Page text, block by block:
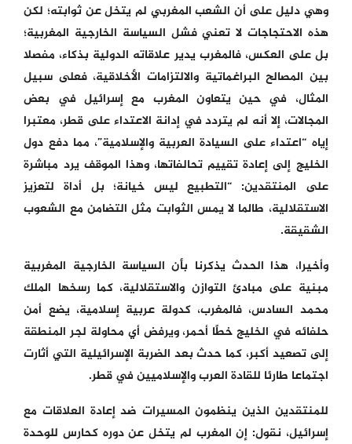
وهي دليل على أن الشعب المغربي لم يتخل عن ثوابته؛ لكن
هذه الاحتجاجات لا تعني فشل السياسة الخارجية المغربية؛
بل على العكس، فالمغرب يدير علاقاته الدولية بذكاء، مفصلا
بين المصالح البراغماتية والالتزامات الأخلاقية، فعلى سبيل
المثال، في حين يتعاون المغرب مع إسرائيل في بعض
المجالات، إلا أنه لم يتردد في إدانة الاعتداء على قطر، معتبرا
إياه “اعتداء على السيادة العربية والإسلامية”، مما دفع دول
الخليج إلى إعادة تقييم تحالفاتها، وهذا الموقف يرد مباشرة
على المنتقدين: “التطبيع ليس خيانة؛ بل أداة لتعزيز
الاستقلالية، طالما لا يمس الثوابت مثل التضامن مع الشعوب
الشقيقة.
وأخيرا، هذا الحدث يذكرنا بأن السياسة الخارجية المغربية
مبنية على مبادئ التوازن والاستقلالية، كما رسخها الملك
محمد السادس، فالمغرب، كدولة عربية إسلامية، يضع أمن
حلفائه في الخليج خطًا أحمر، ويرفض أي محاولة لجر المنطقة
إلى تصعيد أكبر، كما حدث بعد الضربة الإسرائيلية التي أثارت
اجتماعا طارئا للقادة العرب والإسلاميين في قطر.
للمنتقدين الذين ينظمون المسيرات ضد إعادة العلاقات مع
إسرائيل، نقول: إن المغرب لم يتخل عن دوره كحارس للوحدة